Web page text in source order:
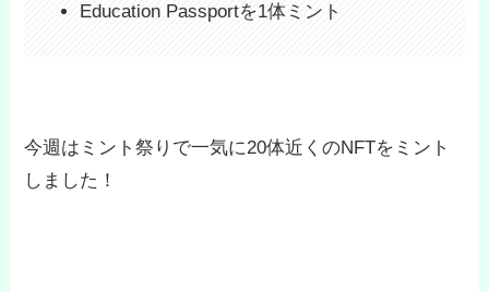
Education Passportを1体ミント
今週はミント祭りで一気に20体近くのNFTをミント
しました！